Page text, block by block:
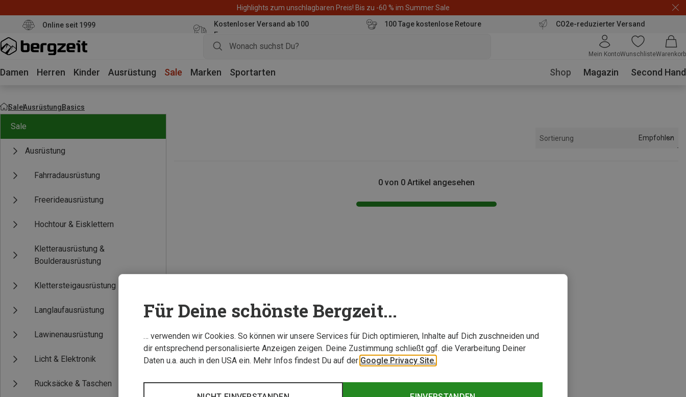
Highlights zum unschlagbaren Preis! Bis zu -60 % im Summer Sale
Online seit 1999
Kostenloser Versand ab 100
Euro
100 Tage kostenlose Retoure CO2e-reduzierter Versand
Mein KontoWunschlisteWarenkorb
Damen Herren Kinder Ausrüstung Sale Marken Sportarten Shop Magazin Second Hand
SaleAusrüstungBasics
Sale
Ausrüstung
Fahrradausrüstung
Freerideausrüstung
Hochtour & Eisklettern
Kletterausrüstung &
Boulderausrüstung
Klettersteigausrüstung
Langlaufausrüstung
Lawinenausrüstung
Licht & Elektronik
Rucksäcke & Taschen
Sortierung Empfohlen
0 von 0 Artikel angesehen
Für Deine schönste Bergzeit...
… verwenden wir Cookies. So können wir unsere Services für Dich optimieren, Inhalte auf Dich zuschneiden und
dir entsprechend personalisierte Anzeigen zeigen. Deine Zustimmung schließt ggf. die Verarbeitung Deiner
Daten u.a. auch in den USA ein. Mehr Infos findest Du auf der Google Privacy Site.